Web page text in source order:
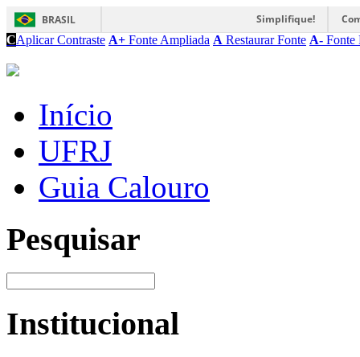
BRASIL Simplifique!
CAplicar Contraste A+ Fonte Ampliada A Restaurar Fonte A- Fonte
Início
UFRJ
Guia Calouro
Pesquisar
Institucional